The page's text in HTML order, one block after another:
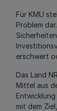
Für KMU
Problem
erschwert
Das Land
Mittel aus
mit dem